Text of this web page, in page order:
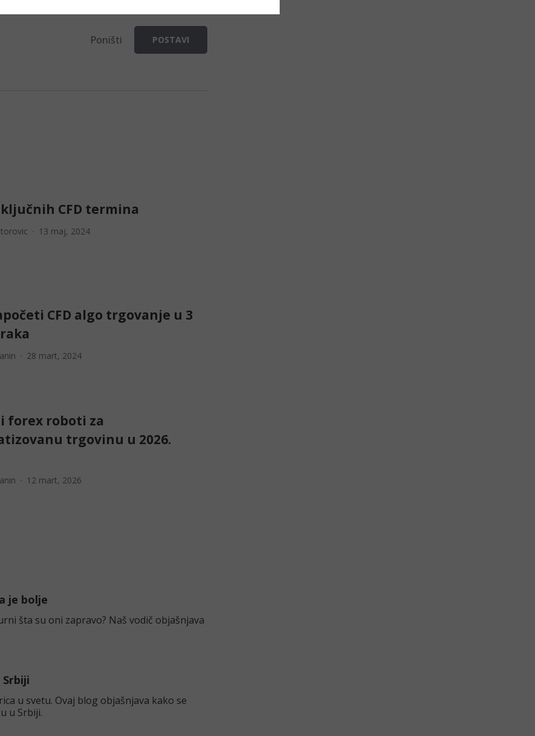
Poništi POSTAVI
CFD termina
13 maj, 2024
CFD algo trgovanje u 3
28 mart, 2024
forex roboti za
trgovinu u 2026.
12 mart, 2026
je bolje
šta su oni zapravo? Naš vodič objašnjava
kako se
u Srbiji.